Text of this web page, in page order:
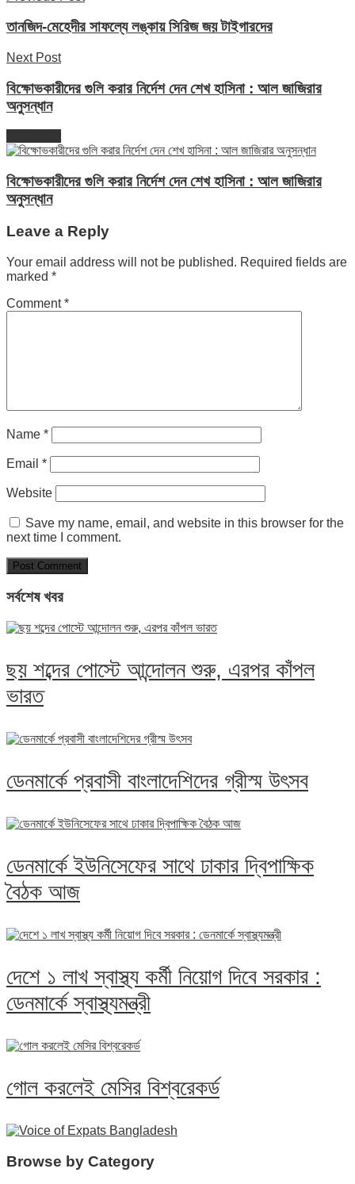
তানজিদ-মেহেদীর সাফল্যে লঙ্কায় সিরিজ জয় টাইগারদের
Next Post
বিক্ষোভকারীদের গুলি করার নির্দেশ দেন শেখ হাসিনা : আল জাজিরার
অনুসন্ধান
বিক্ষোভকারীদের গুলি করার নির্দেশ দেন শেখ হাসিনা : আল জাজিরার
অনুসন্ধান
Leave a Reply
Your email address will not be published. Required fields are
marked *
Comment*
Name *
Email *
Website
Save my name, email, and website in this browser for the
next time I comment.
সর্বশেষ খবর
ছয় শব্দের পোস্টে আন্দোলন শুরু, এরপর কাঁপল
ভারত
ডেনমার্কে প্রবাসী বাংলাদেশিদের গ্রীস্ম উৎসব
ডেনমার্কে ইউনিসেফের সাথে ঢাকার দ্বিপাক্ষিক
বৈঠক আজ
দেশে ১ লাখ স্বাস্থ্য কর্মী নিয়োগ দিবে সরকার :
ডেনমার্কে স্বাস্থ্যমন্ত্রী
গোল করলেই মেসির বিশ্বরেকর্ড
Browse by Category